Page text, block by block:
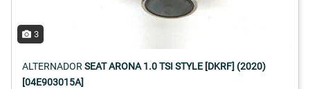
3
ALTERNADOR SEAT ARONA 1.0 TSI STYLE [DKRF] (2020)
[04E903015A]